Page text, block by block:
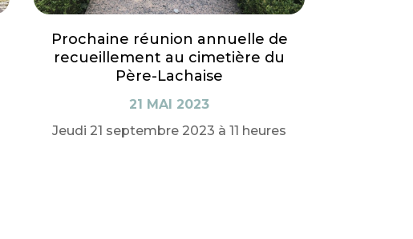
Prochaine réunion annuelle de
recueillement au cimetière du
Père-Lachaise
21 MAI 2023
Jeudi 21 septembre 2023 à 11 heures